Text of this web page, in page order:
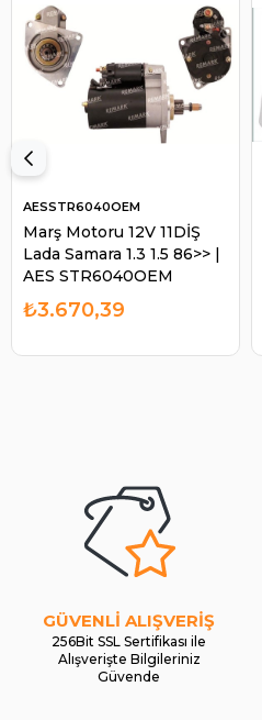
Marş Motoru 12V 11DİŞ
Lada Samara 1.3 1.5 86>> |
AES STR6040OEM
AESSTR6040OEM
₺3.670,39
GÜVENLİ ALIŞVERİŞ
256Bit SSL Sertifikası ile
Alışverişte Bilgileriniz
Güvende